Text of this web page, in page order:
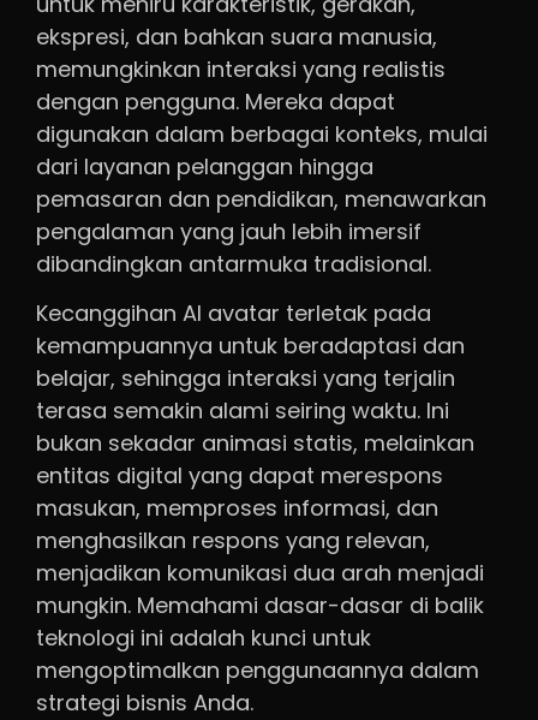
ekspresi, dan bahkan suara manusia,
memungkinkan interaksi yang realistis
dengan pengguna. Mereka dapat
digunakan dalam berbagai konteks, mulai
dari layanan pelanggan hingga
pemasaran dan pendidikan, menawarkan
pengalaman yang jauh lebih imersif
dibandingkan antarmuka tradisional.
Kecanggihan AI avatar terletak pada
kemampuannya untuk beradaptasi dan
belajar, sehingga interaksi yang terjalin
terasa semakin alami seiring waktu. Ini
bukan sekadar animasi statis, melainkan
entitas digital yang dapat merespons
masukan, memproses informasi, dan
menghasilkan respons yang relevan,
menjadikan komunikasi dua arah menjadi
mungkin. Memahami dasar-dasar di balik
teknologi ini adalah kunci untuk
mengoptimalkan penggunaannya dalam
strategi bisnis Anda.